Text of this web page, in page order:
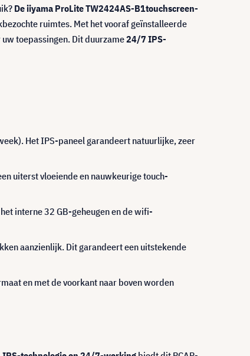
De iiyama ProLite TW2424AS-B1touchscreen-
ruimtes. Met het vooraf geïnstalleerde
toepassingen. Dit duurzame24/7 IPS-
Het IPS-paneel garandeert natuurlijke, zeer
uiterst vloeiende en nauwkeurige touch-
interne 32 GB-geheugen en de wifi-
aanzienlijk. Dit garandeert een uitstekende
en met de voorkant naar boven worden